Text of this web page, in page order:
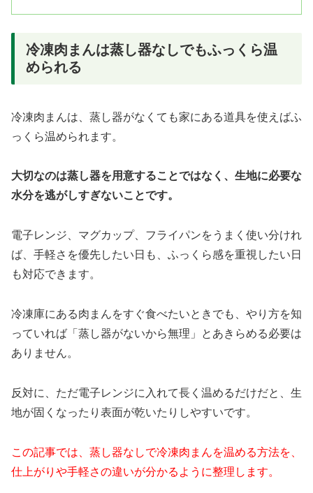
冷凍肉まんは蒸し器なしでもふっくら温
められる
冷凍肉まんは、蒸し器がなくても家にある道具を使えばふ
っくら温められます。
大切なのは蒸し器を用意することではなく、生地に必要な
水分を逃がしすぎないことです。
電子レンジ、マグカップ、フライパンをうまく使い分けれ
ば、手軽さを優先したい日も、ふっくら感を重視したい日
も対応できます。
冷凍庫にある肉まんをすぐ食べたいときでも、やり方を知
っていれば「蒸し器がないから無理」とあきらめる必要は
ありません。
反対に、ただ電子レンジに入れて長く温めるだけだと、生
地が固くなったり表面が乾いたりしやすいです。
この記事では、蒸し器なしで冷凍肉まんを温める方法を、
仕上がりや手軽さの違いが分かるように整理します。